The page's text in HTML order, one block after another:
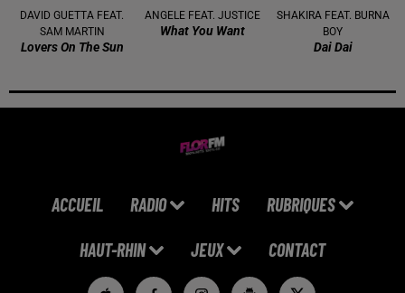
DAVID GUETTA FEAT.
SAM MARTIN
Lovers On The Sun
ANGELE FEAT. JUSTICE
What You Want
SHAKIRA FEAT. BURNA
BOY
Dai Dai
ACCUEIL RADIO HITS RUBRIQUES
HAUT-RHIN JEUX CONTACT